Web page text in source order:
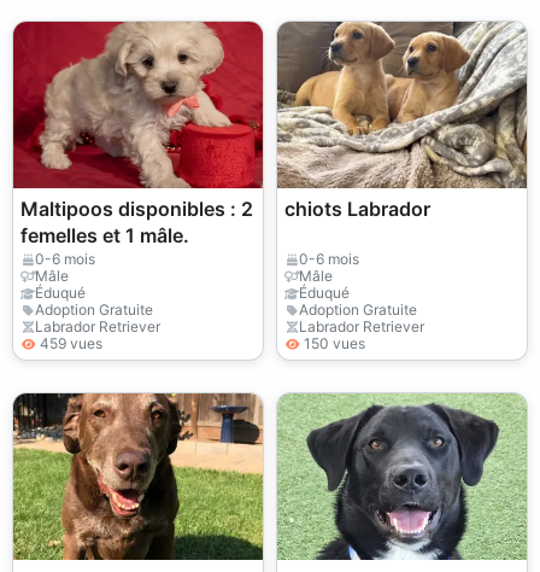
Maltipoos disponibles : 2
femelles et 1 mâle.
0-6 mois
Mâle
Éduqué
Adoption Gratuite
Labrador Retriever
459 vues
chiots Labrador
0-6 mois
Mâle
Éduqué
Adoption Gratuite
Labrador Retriever
150 vues